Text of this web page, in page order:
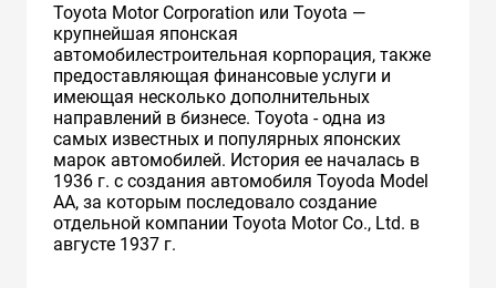
Toyota Motor Corporation или Toyota —
крупнейшая японская
автомобилестроительная корпорация, также
предоставляющая финансовые услуги и
имеющая несколько дополнительных
направлений в бизнесе. Toyota - одна из
самых известных и популярных японских
марок автомобилей. История ее началась в
1936 г. с создания автомобиля Toyoda Model
AA, за которым последовало создание
отдельной компании Toyota Motor Co., Ltd. в
августе 1937 г.